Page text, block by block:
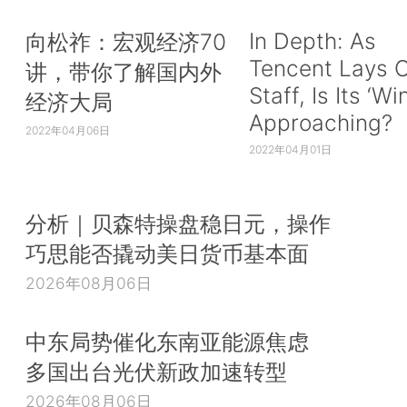
向松祚：宏观经济70
讲，带你了解国内外
经济大局
2022年04月06日
In Depth: As
Tencent Lays
Staff, Is Its
Approaching?
2022年04月01日
分析｜贝森特操盘稳日元，操作
巧思能否撬动美日货币基本面
2026年08月06日
中东局势催化东南亚能源焦虑
多国出台光伏新政加速转型
2026年08月06日